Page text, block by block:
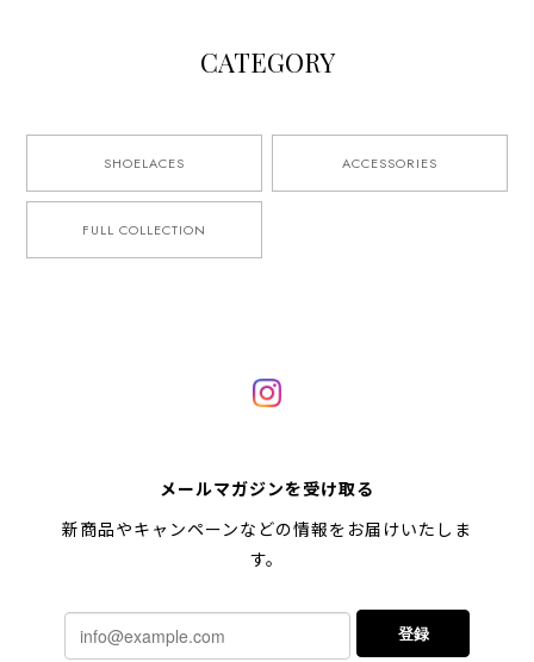
CATEGORY
SHOELACES ACCESSORIES
FULL COLLECTION
メールマガジンを受け取る
新商品やキャンペーンなどの情報をお届けいたしま
す。
登録